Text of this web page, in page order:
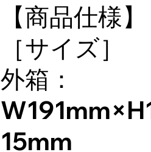
【商品仕様】
［サイズ］
外箱：
15mm